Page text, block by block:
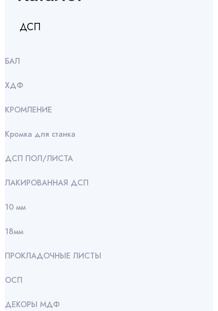
ДСП
БАЛ
ХДФ
КРОМЛЕНИЕ
Кромка для станка
ДСП ПОЛ/ЛИСТА
ЛАКИРОВАННАЯ ДСП
10 мм
18мм
ПРОКЛАДОЧНЫЕ ЛИСТЫ
ОСП
ДЕКОРЫ МДФ